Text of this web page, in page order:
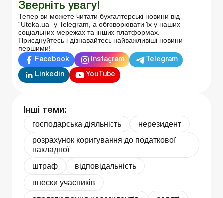
Зверніть увагу!
Тепер ви можете читати бухгалтерські новини від
“Uteka.ua” у Telegram, а обговорювати їх у наших
соціальних мережах та інших платформах.
Приєднуйтесь і дізнавайтесь найважливіші новини
першими!
Facebook Instagram Telegram
Linkedin YouTube
Інші теми:
господарська діяльність
нерезидент
розрахунок коригування до податкової
накладної
штраф
відповідальність
внески учасників